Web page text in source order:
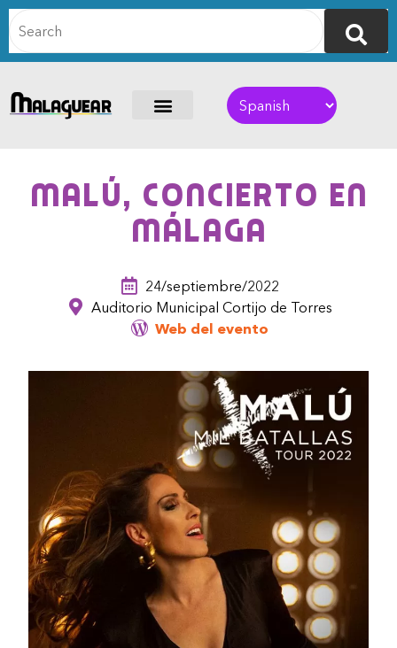
Malú, concierto en
Málaga
24/septiembre/2022
Auditorio Municipal Cortijo de Torres
Web del evento